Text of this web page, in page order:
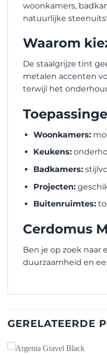
woonkamers,
natuurlijke
Waarom
De staalgrijze tint
metalen accenten
terwijl het
Woonkamers:
Keukens:
Badkamers:
Projecten:
Buitenruimtes:
Cerdomus
Ben je op zoek naar
duurzaamheid en
GERELATEERDE